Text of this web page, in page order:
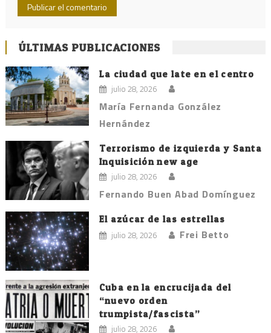
ÚLTIMAS PUBLICACIONES
La ciudad que late en el centro
julio 28, 2026
María Fernanda González
Hernández
Terrorismo de izquierda y Santa
Inquisición new age
julio 28, 2026
Fernando Buen Abad Domínguez
El azúcar de las estrellas
julio 28, 2026 Frei Betto
Cuba en la encrucijada del
“nuevo orden
trumpista/fascista”
julio 28, 2026